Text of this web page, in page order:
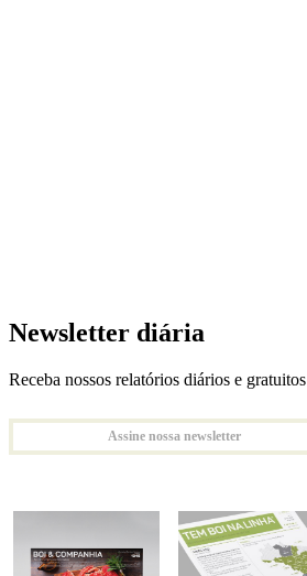
Newsletter diária
Receba nossos relatórios diários e gratuitos
Assine nossa newsletter